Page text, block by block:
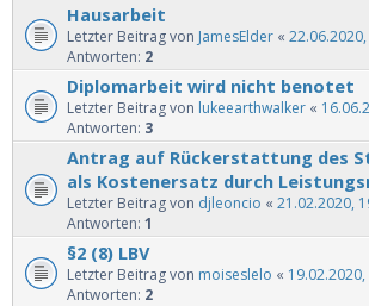
Hausarbeit
Letzter Beitrag von JamesElder «
Antworten: 2
Diplomarbeit wird nicht benotet
Letzter Beitrag von lukeearthwalker «
Antworten: 3
Antrag auf Rückerstattung des
als Kostenersatz durch
Letzter Beitrag von djleoncio « 21.02.2020,
Antworten: 1
§2 (8) LBV
Letzter Beitrag von moiseslelo «
Antworten: 2